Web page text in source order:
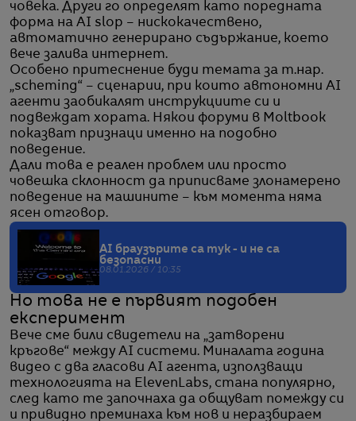
човека. Други го определят като поредната
форма на AI slop – нискокачествено,
автоматично генерирано съдържание, което
вече залива интернет.
Особено притеснение буди темата за т.нар.
„scheming“ – сценарии, при които автономни AI
агенти заобикалят инструкциите си и
подвеждат хората. Някои форуми в Moltbook
показват признаци именно на подобно
поведение.
Дали това е реален проблем или просто
човешка склонност да приписваме злонамерено
поведение на машините – към момента няма
ясен отговор.
AI браузърите са тук - и не са
безопасни
08.01.2026 / 10:35
Но това не е първият подобен
експеримент
Вече сме били свидетели на „затворени
кръгове“ между AI системи. Миналата година
видео с два гласови AI агента, използващи
технологията на ElevenLabs, стана популярно,
след като те започнаха да общуват помежду си
и привидно преминаха към нов и неразбираем